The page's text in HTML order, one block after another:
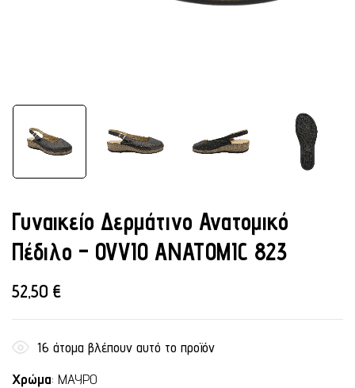
Γυναικείο Δερμάτινο Ανατομικό
Πέδιλο – OVVIO ANATOMIC 823
52,50 €
16 άτομα βλέπουν αυτό το προϊόν
Χρώμα: ΜΑΥΡΟ